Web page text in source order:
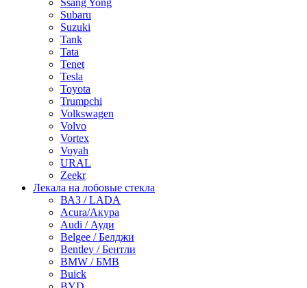
Ssang Yong
Subaru
Suzuki
Tank
Tata
Tenet
Tesla
Toyota
Trumpchi
Volkswagen
Volvo
Vortex
Voyah
URAL
Zeekr
Лекала на лобовые стекла
ВАЗ / LADA
Acura/Акура
Audi / Ауди
Belgee / Белджи
Bentley / Бентли
BMW / БМВ
Buick